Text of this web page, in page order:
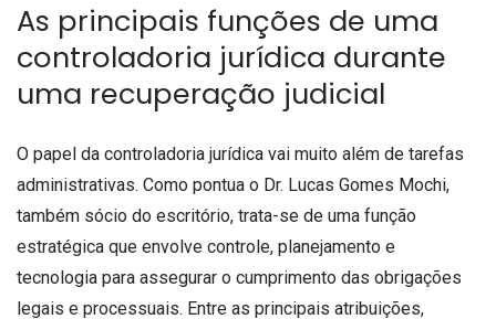
As principais funções de uma
controladoria jurídica durante
uma recuperação judicial
O papel da controladoria jurídica vai muito além de tarefas
administrativas. Como pontua o Dr. Lucas Gomes Mochi,
também sócio do escritório, trata-se de uma função
estratégica que envolve controle, planejamento e
tecnologia para assegurar o cumprimento das obrigações
legais e processuais. Entre as principais atribuições,